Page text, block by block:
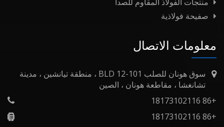
صفيحة فولاذية
معلومات الاتصال
سوق هونان للصلب BLD 12-101 ، منطقة تيانشين ، مدينة
تشانغشا ، مقاطعة هونان ، الصين
+86 18173102116
+86 18173102116